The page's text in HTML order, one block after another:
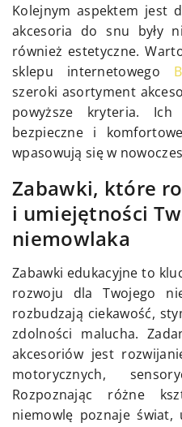
Kolejnym aspektem jest
akcesoria do snu były
również estetyczne.
sklepu internetowego
szeroki asortyment
powyższe kryteria.
bezpieczne i
wpasowują się w
Zabawki, które
i umiejętności
niemowlaka
Zabawki edukacyjne to
rozwoju dla Twojego
rozbudzają ciekawość,
zdolności malucha.
akcesoriów jest
motorycznych,
Rozpoznając różne
niemowlę poznaje świat,